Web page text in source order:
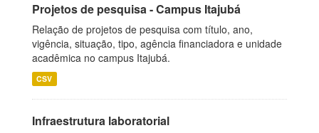
Projetos de pesquisa - Campus Itajubá
Relação de projetos de pesquisa com título, ano,
vigência, situação, tipo, agência financiadora e unidade
acadêmica no campus Itajubá.
CSV
Infraestrutura laboratorial